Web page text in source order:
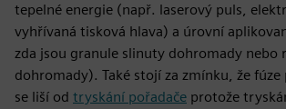
tepelné energie (např. laserový puls,
vyhřívaná tisková hlava) a úrovní
zda jsou granule slinuty dohromady nebo
dohromady). Také stojí za zmínku, že fúze
se liší od tryskání pořadače protože